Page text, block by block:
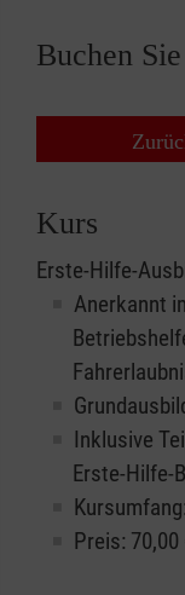
Buchen
Kurs
Erste-Hilfe-
Anerkannt
Inklusive
Erste-Hilfe-
Preis: 70,00